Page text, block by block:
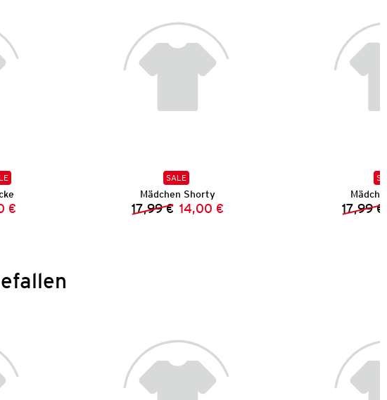
Preis:
Preis:
€
SALE
Mädchen Shorty
Vorheriger Preis:
17,99 € Neuer Preis:
14,00 € 17,99 €